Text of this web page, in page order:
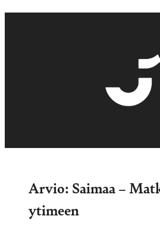
Arvio: Saimaa –
ytimeen